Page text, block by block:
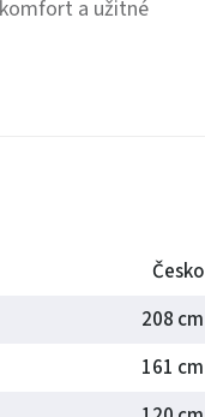
a užitné
Česko
208 cm
161 cm